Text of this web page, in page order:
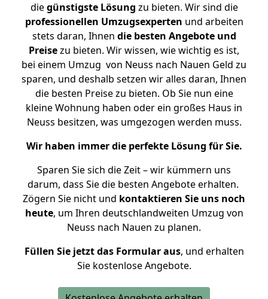
diegünstigste Lösung zu bieten. Wir sind die
professionellen Umzugsexperten und arbeiten
stets daran, Ihnen die besten Angebote und
Preisezu bieten. Wir wissen, wie wichtig es ist,
bei einem Umzug von Neuss nach Nauen Geld zu
sparen, und deshalb setzen wir alles daran, Ihnen
die besten Preise zu bieten. Ob Sie nun eine
kleine Wohnung haben oder ein großes Haus in
Neuss besitzen, was umgezogen werden muss.
Wir haben immer die perfekte Lösung für Sie.
Sparen Sie sich die Zeit – wir kümmern uns
darum, dass Sie die besten Angebote erhalten.
Zögern Sie nicht und kontaktieren Sie uns noch
heute, um Ihren deutschlandweiten Umzug von
Neuss nach Nauen zu planen.
Füllen Sie jetzt das Formular aus, und erhalten
Sie kostenlose Angebote.